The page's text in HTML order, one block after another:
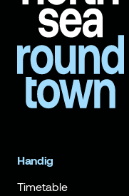
Handig
Timetable